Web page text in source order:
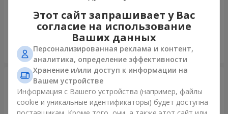
1 175 грн
Заказать
4 427 грн
Заказать
Этот сайт запрашивает у Вас
согласие на использование
Ваших данных
Персонализированная реклама и контент,
аналитика, определение эффективности
Хранение и/или доступ к информации на
Вашем устройстве
Информация с Вашего устройства (например, файлы
cookie и уникальные идентификаторы) будет доступна